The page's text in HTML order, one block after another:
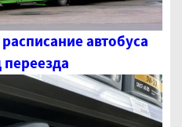
автобуса